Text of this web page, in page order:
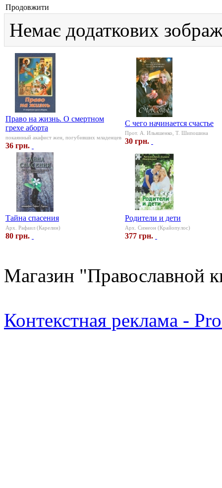
Продовжити
Немає додаткових
Право на жизнь. О смертном
грехе аборта
покаянный акафист жен, погубивших младенцев
36 грн.
С чего начинается счастье
Прот. А. Ильяшенко, Т. Шипошина
30 грн.
Тайна спасения
Арх. Рафаил (Карелин)
80 грн.
Родители и дети
Арх. Симеон (Крайопулос)
377 грн.
Магазин "Православной
Контекстная реклама -